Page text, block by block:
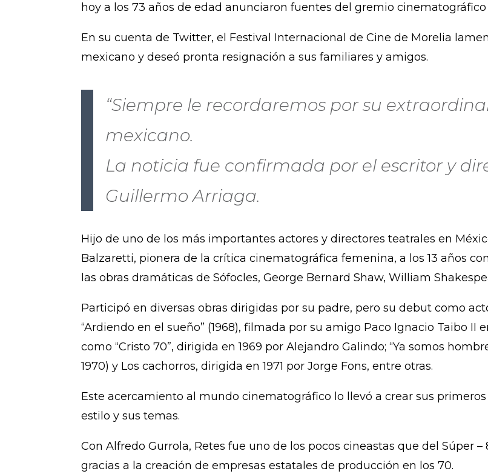
hoy a los 73 años de edad anunciaron fuentes del gremio
En su cuenta de Twitter, el Festival Internacional de Cine de Morelia
mexicano y deseó pronta resignación a sus familiares y amigos.
“Siempre le recordaremos por su
mexicano.
La noticia fue confirmada por el escritor y
Guillermo Arriaga.
Hijo de uno de los más importantes actores y directores teatrales en
Balzaretti, pionera de la crítica cinematográfica femenina, a los 13 años
las obras dramáticas de Sófocles, George Bernard Shaw, William
Participó en diversas obras dirigidas por su padre, pero su debut como
“Ardiendo en el sueño” (1968), filmada por su amigo Paco Ignacio Taibo
como “Cristo 70”, dirigida en 1969 por Alejandro Galindo; “Ya somos
1970) y Los cachorros, dirigida en 1971 por Jorge Fons, entre otras.
Este acercamiento al mundo cinematográfico lo llevó a crear sus
estilo y sus temas.
Con Alfredo Gurrola, Retes fue uno de los pocos cineastas que del Súper
gracias a la creación de empresas estatales de producción en los 70.